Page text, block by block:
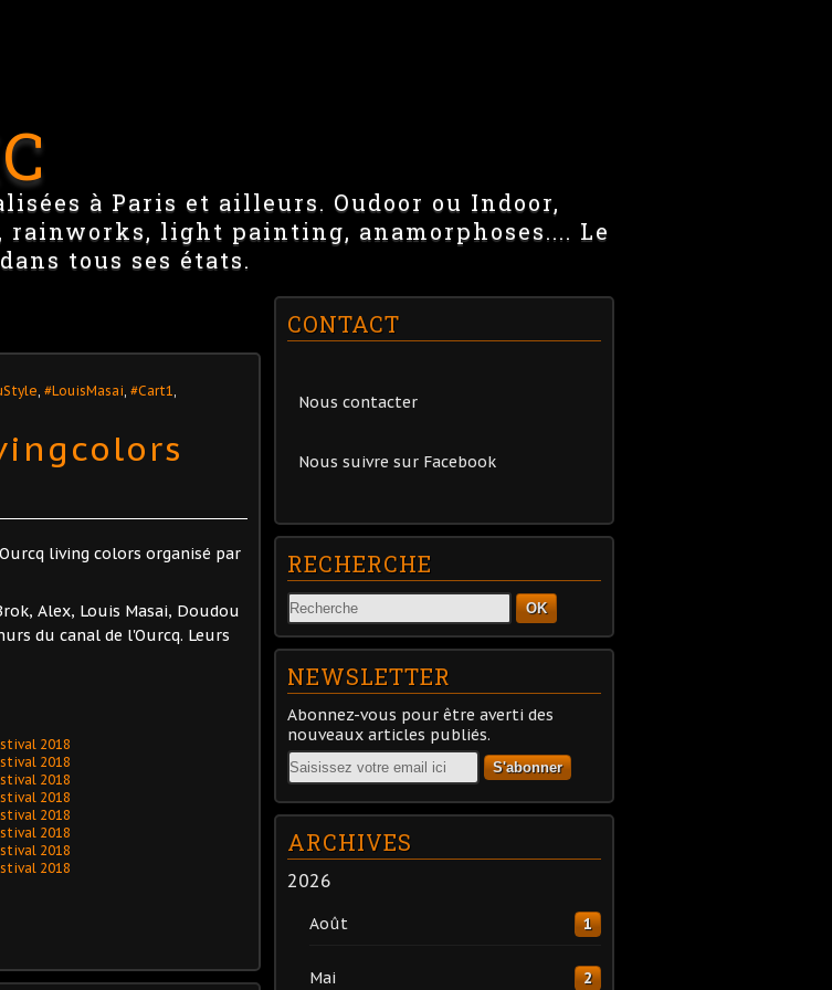
à Paris et ailleurs. Oudoor ou Indoor,
rainworks, light painting, anamorphoses.... Le
tous ses états.
, #LouisMasai, #Cart1,
living colors organisé par
Alex, Louis Masai, Doudou
du canal de l'Ourcq. Leurs
CONTACT
Nous contacter
Nous suivre sur Facebook
RECHERCHE
OK
NEWSLETTER
Abonnez-vous pour être averti des
nouveaux articles publiés.
Email
ARCHIVES
2026
Août 1
Mai 2